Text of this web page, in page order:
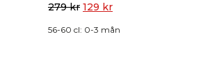
279kr 129 kr
56-60 cl: 0-3 mån